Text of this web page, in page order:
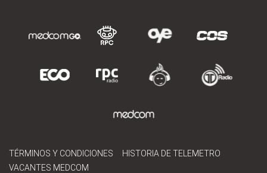
TÉRMINOS Y CONDICIONES
HISTORIA DE TELEMETRO
VACANTES MEDCOM